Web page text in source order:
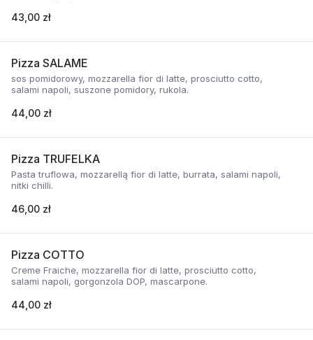
43,00 zł
Pizza SALAME
sos pomidorowy, mozzarella fior di latte, prosciutto cotto,
salami napoli, suszone pomidory, rukola.
44,00 zł
Pizza TRUFELKA
Pasta truflowa, mozzarellą fior di latte, burrata, salami napoli,
nitki chilli.
46,00 zł
Pizza COTTO
Creme Fraiche, mozzarella fior di latte, prosciutto cotto,
salami napoli, gorgonzola DOP, mascarpone.
44,00 zł